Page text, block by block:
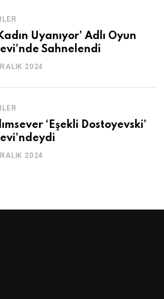
Uyanıyor’ Adlı Oyun
Sahnelendi
2024
‘Eşekli Dostoyevski’
2024